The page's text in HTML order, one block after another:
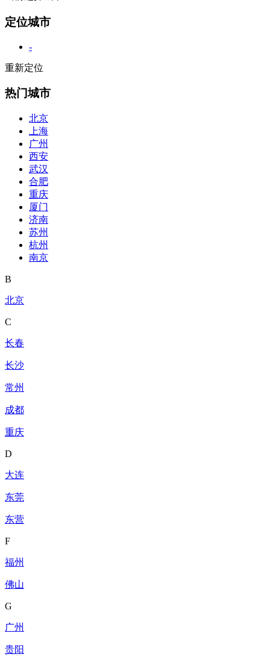
定位城市
-
重新定位
热门城市
北京
上海
广州
西安
武汉
合肥
重庆
厦门
济南
苏州
杭州
南京
B
北京
C
长春
长沙
常州
成都
重庆
D
大连
东莞
东营
F
福州
佛山
G
广州
贵阳